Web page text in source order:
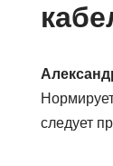
следует